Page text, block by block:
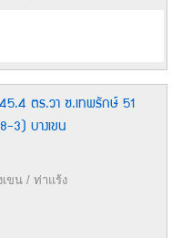
ตร.วา ซ.เทพรักษ์ 51
3) บางเขน
ขน / ท่าแร้ง